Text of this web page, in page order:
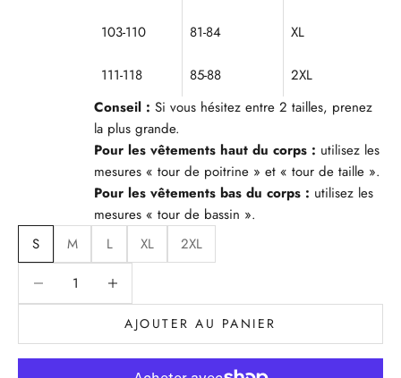
103-110 81-84 XL
111-118 85-88
2XL
Conseil : Si vous hésitez entre 2 tailles, prenez
la plus grande.
Pour les vêtements haut du corps : utilisez les
mesures « tour de poitrine » et « tour de taille ».
Pour les vêtements bas du corps : utilisez les
mesures « tour de bassin ».
S
M L XL
2XL
Diminuer la quantitéDiminuer la quantité
AJOUTER AU PANIER